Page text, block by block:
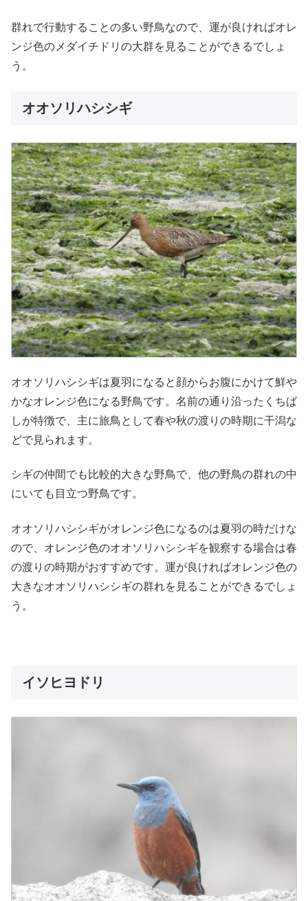
群れで行動することの多い野鳥なので、運が良ければオレ
ンジ色のメダイチドリの大群を見ることができるでしょ
う。
オオソリハシシギ
オオソリハシシギは夏羽になると顔からお腹にかけて鮮や
かなオレンジ色になる野鳥です。名前の通り沿ったくちば
しが特徴で、主に旅鳥として春や秋の渡りの時期に干潟な
どで見られます。
シギの仲間でも比較的大きな野鳥で、他の野鳥の群れの中
にいても目立つ野鳥です。
オオソリハシシギがオレンジ色になるのは夏羽の時だけな
ので、オレンジ色のオオソリハシシギを観察する場合は春
の渡りの時期がおすすめです。運が良ければオレンジ色の
大きなオオソリハシシギの群れを見ることができるでしょ
う。
イソヒヨドリ